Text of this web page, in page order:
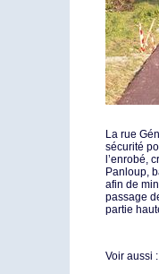
La rue
sécurité
l’enrobé,
Panloup,
afin de
passage
partie
Voir aussi :